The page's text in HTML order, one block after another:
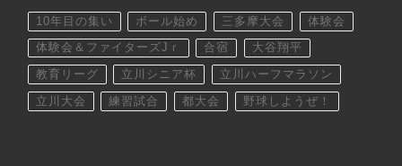
10年目の集い ボール始め 三多摩大会 体験会
体験会＆ファイターズJｒ 合宿 大谷翔平
教育リーグ 立川シニア杯 立川ハーフマラソン
立川大会 練習試合 都大会 野球しようぜ！